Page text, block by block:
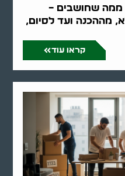
ממה שחושבים –
מההכנה ועד לסיום,
קראו עוד